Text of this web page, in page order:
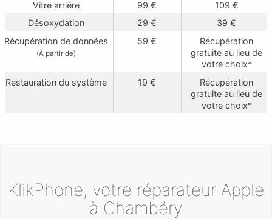
Vitre arrière
99 €
109 €
Désoxydation
29 €
39 €
Récupération de données
(À partir de)
59 €
Récupération
gratuite au lieu de
votre choix*
Restauration du système
19 €
Récupération
gratuite au lieu de
votre choix*
KlikPhone, votre réparateur Apple
à Chambéry